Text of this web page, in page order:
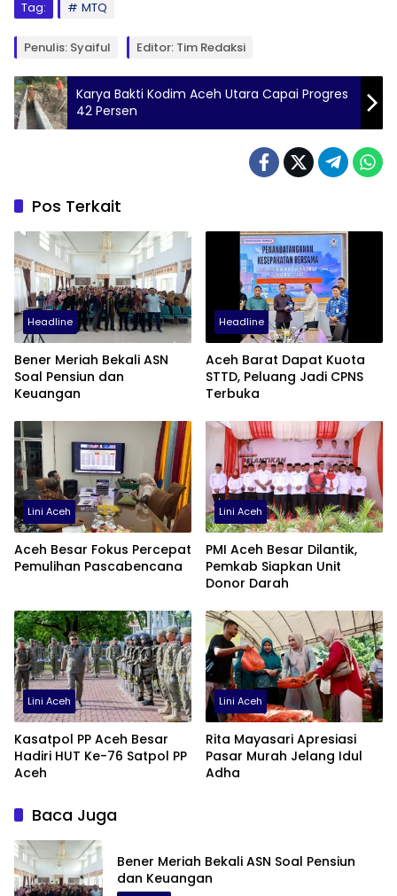
Tag: MTQ
Penulis: Syaiful Editor: Tim Redaksi
Karya Bakti Kodim Aceh Utara Capai Progres
42 Persen
Pos Terkait
Headline
Bener Meriah Bekali ASN
Soal Pensiun dan
Keuangan
Headline
Aceh Barat Dapat Kuota
STTD, Peluang Jadi CPNS
Terbuka
Lini Aceh
Aceh Besar Fokus Percepat
Pemulihan Pascabencana
Lini Aceh
PMI Aceh Besar Dilantik,
Pemkab Siapkan Unit
Donor Darah
Lini Aceh
Kasatpol PP Aceh Besar
Hadiri HUT Ke-76 Satpol PP
Aceh
Lini Aceh
Rita Mayasari Apresiasi
Pasar Murah Jelang Idul
Adha
Baca Juga
Bener Meriah Bekali ASN Soal Pensiun
dan Keuangan